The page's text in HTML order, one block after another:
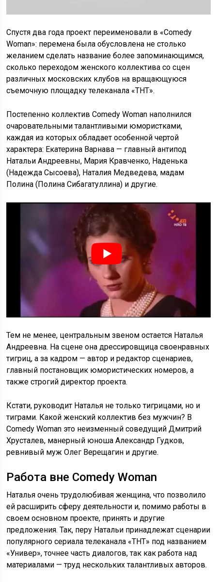
Спустя два года проект переименовали в «Comedy
Woman»: перемена была обусловлена не столько
желанием сделать название более запоминающимся,
сколько переходом женского коллектива со сцен
различных московских клубов на вращающуюся
съемочную площадку телеканала «ТНТ».
Постепенно коллектив Comedy Woman наполнился
очаровательными талантливыми юмористками,
каждая из которых обладает особенной чертой
характера: Екатерина Варнава — главный антипод
Натальи Андреевны, Мария Кравченко, Наденька
(Надежда Сысоева), Наталия Медведева, мадам
Полина (Полина Сибагатуллина) и другие.
Тем не менее, центральным звеном остается Наталья
Андреевна. На сцене она дрессировщица своенравных
тигриц, а за кадром — автор и редактор сценариев,
главный постановщик юмористических номеров, а
также строгий директор проекта.
Кстати, руководит Наталья не только тигрицами, но и
тиграми. Какой женский коллектив без мужчин? В
Comedy Woman это неизменный соведущий Дмитрий
Хрусталев, манерный юноша Александр Гудков,
ревнивый муж Олег Верещагин и другие.
Работа вне Comedy Woman
Наталья очень трудолюбивая женщина, что позволило
ей расширить сферу деятельности и, помимо работы в
своем основном проекте, принять и другие
предложения. Так, перу Натальи принадлежат сценарии
популярного сериала телеканала «ТНТ» под названием
«Универ», точнее часть диалогов, так как работа над
материалами — труд нескольких талантливых авторов.